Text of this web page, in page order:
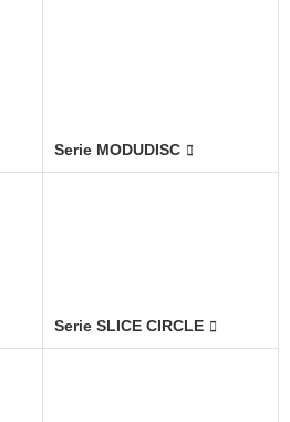
Serie MODUDISC
Serie SLICE CIRCLE